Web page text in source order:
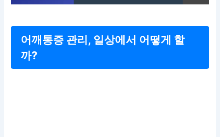
어깨통증 관리, 일상에서 어떻게 할
까?